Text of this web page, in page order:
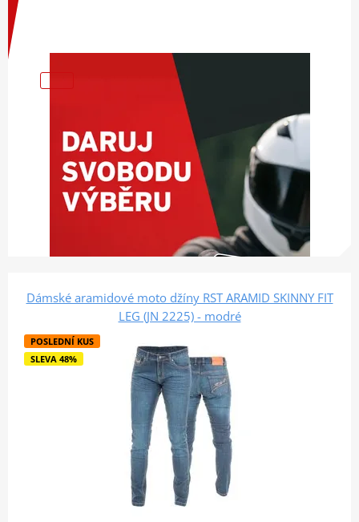
Dámské aramidové moto džíny RST ARAMID SKINNY FIT
LEG (JN 2225) - modré
POSLEDNÍ KUS
SLEVA 48%